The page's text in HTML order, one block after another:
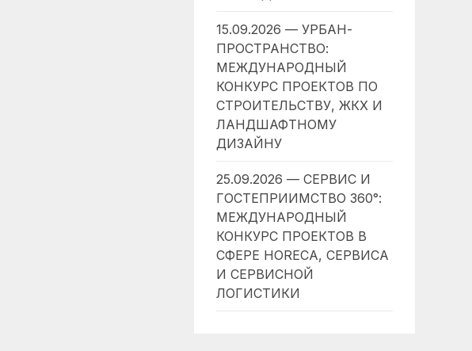
15.09.2026 — УРБАН-
ПРОСТРАНСТВО:
МЕЖДУНАРОДНЫЙ
КОНКУРС ПРОЕКТОВ ПО
СТРОИТЕЛЬСТВУ, ЖКХ И
ЛАНДШАФТНОМУ
ДИЗАЙНУ
25.09.2026 — СЕРВИС И
ГОСТЕПРИИМСТВО 360°:
МЕЖДУНАРОДНЫЙ
КОНКУРС ПРОЕКТОВ В
СФЕРЕ HORECA, СЕРВИСА
И СЕРВИСНОЙ
ЛОГИСТИКИ